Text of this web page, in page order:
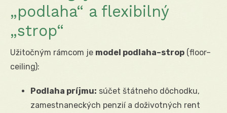
„podlaha“ a flexibilný
„strop“
Užitočným rámcom je model podlaha–strop (floor–
ceiling):
Podlaha príjmu: súčet štátneho dôchodku,
zamestnaneckých penzií a doživotných rent